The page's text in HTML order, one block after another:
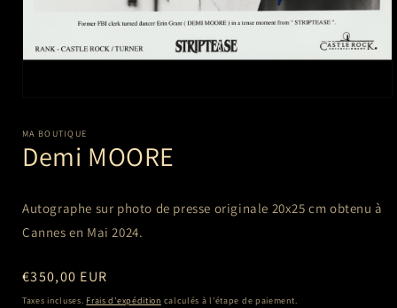
média
dans
une
MA BOUTIQUE
Demi MOORE
Autographe sur photo de presse originale 20x25 cmobtenu à
Cannes en Mai 2024.
Prix
habituel
€350,00 EUR
Taxes incluses. Frais d'expédition calculés à l'étape de paiement.